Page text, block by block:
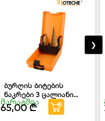
ბურღის ბიტების
ნაკრები 3 ცალიანი
HOTECHE
მარაგშია
65,00₾
❯